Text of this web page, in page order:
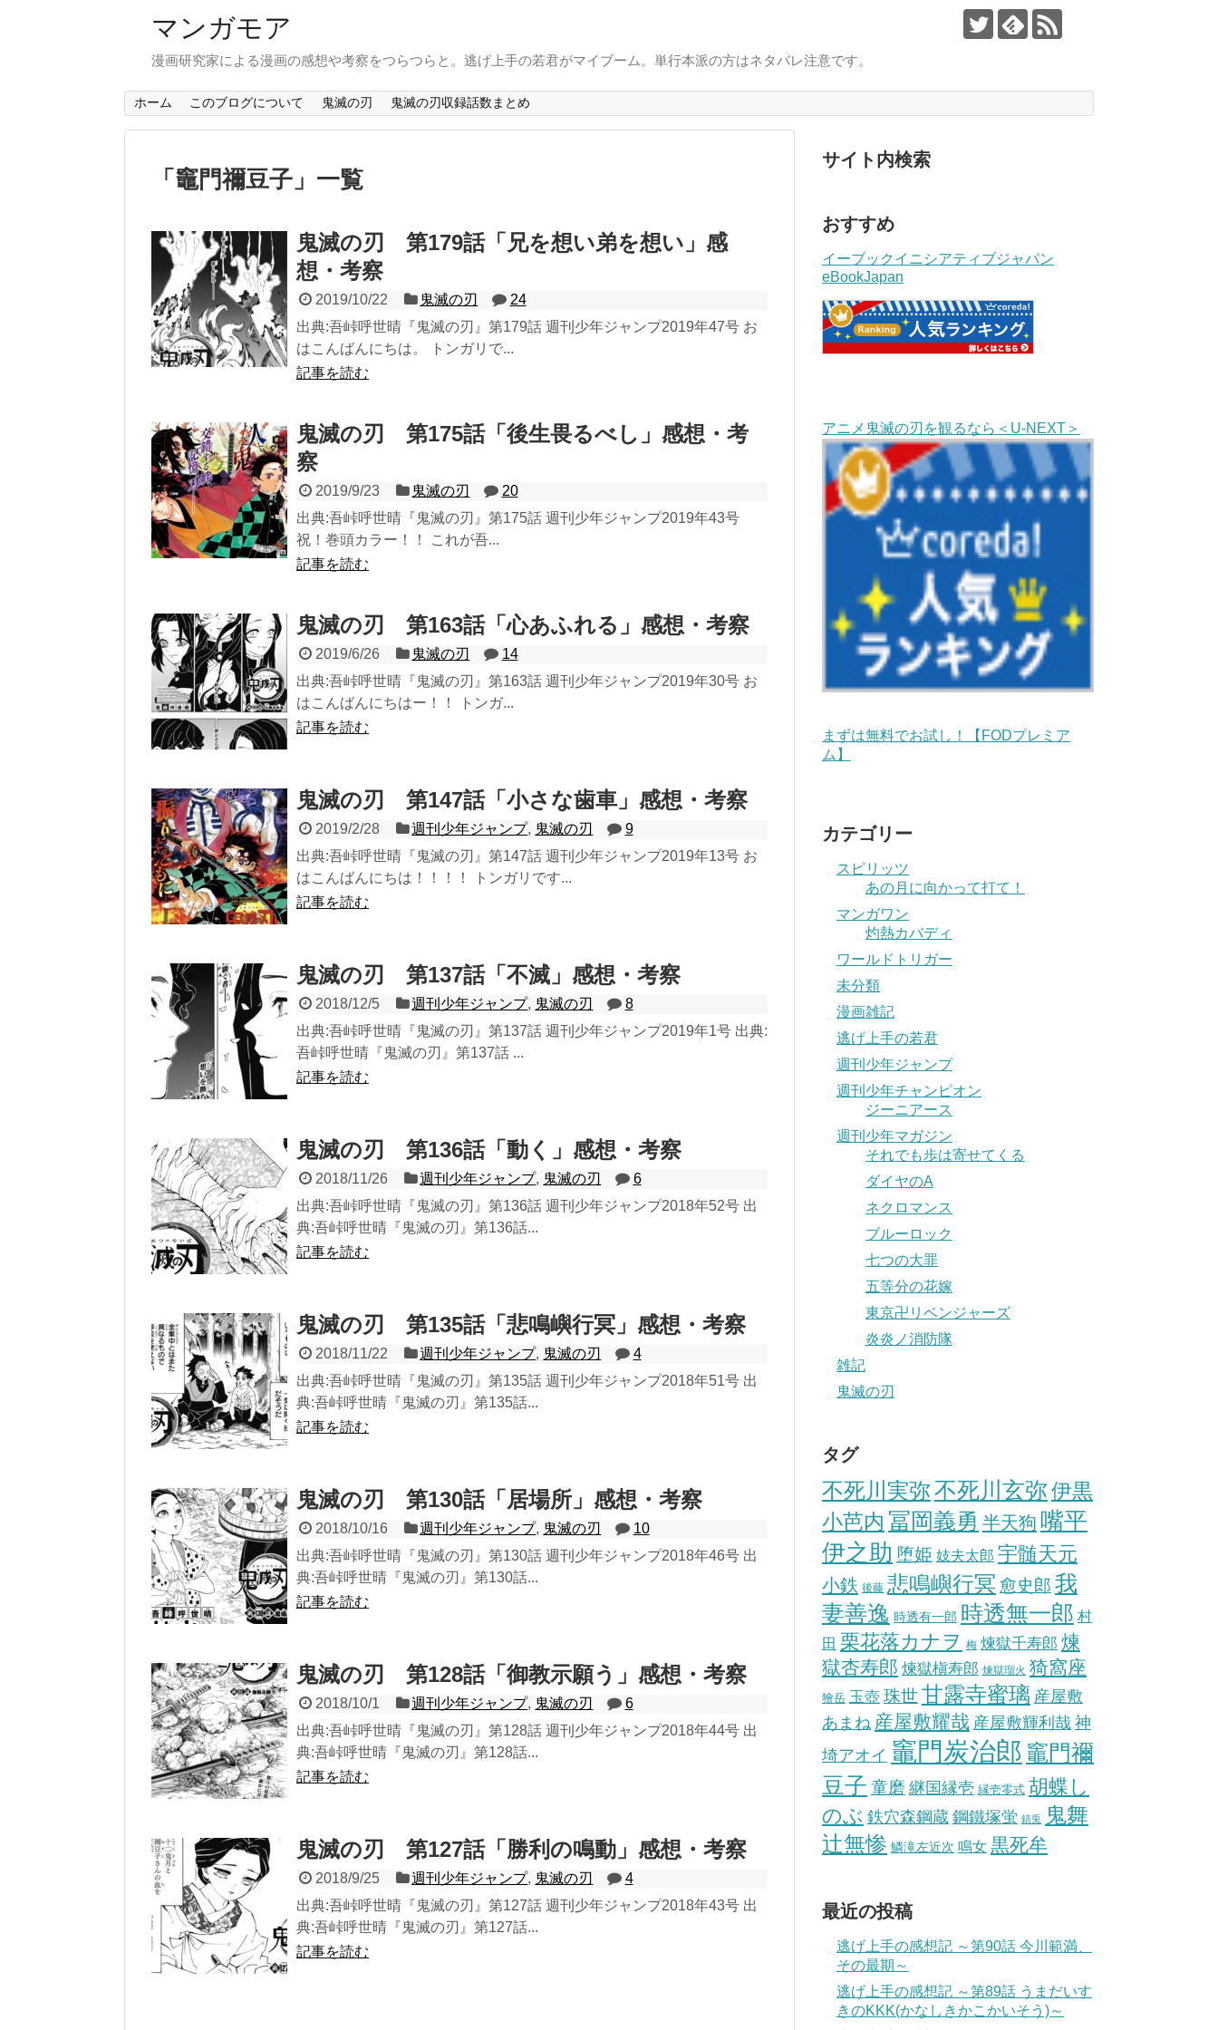
マンガモア
漫画研究家による漫画の感想や考察をつらつらと。逃げ上手の若君がマイブーム。単行本派の方はネタバレ注意です。
ホーム このブログについて 鬼滅の刃 鬼滅の刃収録話数まとめ
「 竈門禰豆子 」 一覧
鬼滅の刃 第179話「兄を想い弟を想い」感
想・考察
2019/10/22 鬼滅の刃
24
出典:吾峠呼世晴『鬼滅の刃』第179話 週刊少年ジャンプ2019年47号 お
はこんばんにちは。 トンガリで...
記事を読む
鬼滅の刃 第175話「後生畏るべし」感想・考
察
2019/9/23 鬼滅の刃
20
出典:吾峠呼世晴『鬼滅の刃』第175話 週刊少年ジャンプ2019年43号
祝！巻頭カラー！！ これが吾...
記事を読む
鬼滅の刃 第163話「心あふれる」感想・考察
2019/6/26 鬼滅の刃
14
出典:吾峠呼世晴『鬼滅の刃』第163話 週刊少年ジャンプ2019年30号 お
はこんばんにちはー！！ トンガ...
記事を読む
鬼滅の刃 第147話「小さな歯車」感想・考察
2019/2/28 週刊少年ジャンプ, 鬼滅の刃
9
出典:吾峠呼世晴『鬼滅の刃』第147話 週刊少年ジャンプ2019年13号 お
はこんばんにちは！！！！ トンガリです...
記事を読む
鬼滅の刃 第137話「不滅」感想・考察
2018/12/5 週刊少年ジャンプ, 鬼滅の刃
8
出典:吾峠呼世晴『鬼滅の刃』第137話 週刊少年ジャンプ2019年1号 出典:
吾峠呼世晴『鬼滅の刃』第137話 ...
記事を読む
鬼滅の刃 第136話「動く」感想・考察
2018/11/26 週刊少年ジャンプ, 鬼滅の刃
6
出典:吾峠呼世晴『鬼滅の刃』第136話 週刊少年ジャンプ2018年52号 出
典:吾峠呼世晴『鬼滅の刃』第136話...
記事を読む
鬼滅の刃 第135話「悲鳴嶼行冥」感想・考察
2018/11/22 週刊少年ジャンプ, 鬼滅の刃
4
出典:吾峠呼世晴『鬼滅の刃』第135話 週刊少年ジャンプ2018年51号 出
典:吾峠呼世晴『鬼滅の刃』第135話...
記事を読む
鬼滅の刃 第130話「居場所」感想・考察
2018/10/16 週刊少年ジャンプ, 鬼滅の刃
10
出典:吾峠呼世晴『鬼滅の刃』第130話 週刊少年ジャンプ2018年46号 出
典:吾峠呼世晴『鬼滅の刃』第130話...
記事を読む
鬼滅の刃 第128話「御教示願う」感想・考察
2018/10/1 週刊少年ジャンプ, 鬼滅の刃
6
出典:吾峠呼世晴『鬼滅の刃』第128話 週刊少年ジャンプ2018年44号 出
典:吾峠呼世晴『鬼滅の刃』第128話...
記事を読む
鬼滅の刃 第127話「勝利の鳴動」感想・考察
2018/9/25 週刊少年ジャンプ, 鬼滅の刃
4
出典:吾峠呼世晴『鬼滅の刃』第127話 週刊少年ジャンプ2018年43号 出
典:吾峠呼世晴『鬼滅の刃』第127話...
記事を読む
サイト内検索
おすすめ
イーブックイニシアティブジャパン
eBookJapan
アニメ鬼滅の刃を観るなら＜U-NEXT＞
まずは無料でお試し！【FODプレミア
ム】
カテゴリー
スピリッツ
あの月に向かって打て！
マンガワン
灼熱カバディ
ワールドトリガー
未分類
漫画雑記
逃げ上手の若君
週刊少年ジャンプ
週刊少年チャンピオン
ジーニアース
週刊少年マガジン
それでも歩は寄せてくる
ダイヤのA
ネクロマンス
ブルーロック
七つの大罪
五等分の花嫁
東京卍リベンジャーズ
炎炎ノ消防隊
雑記
鬼滅の刃
タグ
不死川実弥不死川玄弥伊黒
小芭内 冨岡義勇 半天狗 嘴平
伊之助 堕姫 妓夫太郎 宇髄天元
小鉄 後藤 悲鳴嶼行冥 愈史郎 我
妻善逸 時透有一郎 時透無一郎 村
田 栗花落カナヲ 梅 煉獄千寿郎 煉
獄杏寿郎 煉獄槇寿郎 煉獄瑠火 猗窩座
獪岳 玉壺 珠世甘露寺蜜璃 産屋敷
あまね 産屋敷耀哉 産屋敷輝利哉 神
埼アオイ 竈門炭治郎 竈門禰
豆子 童磨 継国縁壱 縁壱零式 胡蝶し
のぶ 鉄穴森鋼蔵 鋼鐵塚蛍 錆兎
鬼舞
辻無惨 鱗滝左近次 鳴女 黒死牟
最近の投稿
逃げ上手の感想記 ～第90話 今川範満、
その最期～
逃げ上手の感想記 ～第89話 うまだいす
きのKKK(かなしきかこかいそう)～